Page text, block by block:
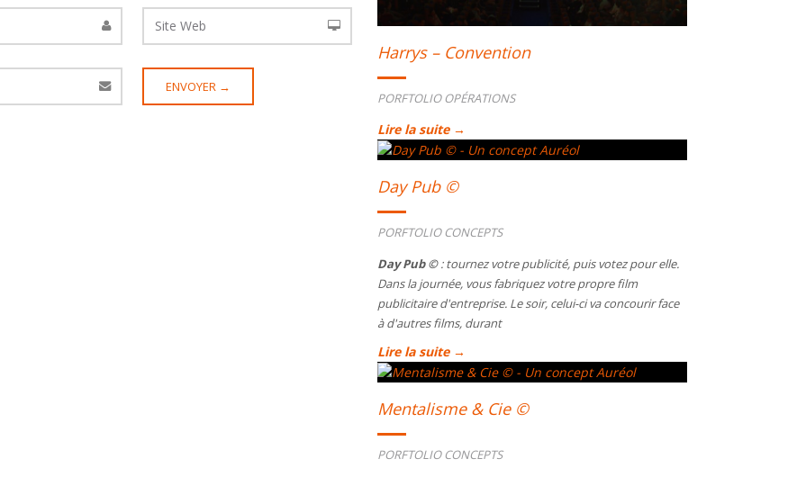
Harrys – Convention
PORFTOLIO OPÉRATIONS
Lire la suite →
Day Pub ©
PORFTOLIO CONCEPTS
Day Pub ©: tournez votre publicité, puis votez pour elle.
Dans la journée, vous fabriquez votre propre film
publicitaire d'entreprise. Le soir, celui-ci va concourir face
à d'autres films, durant
Lire la suite →
Mentalisme & Cie ©
PORFTOLIO CONCEPTS